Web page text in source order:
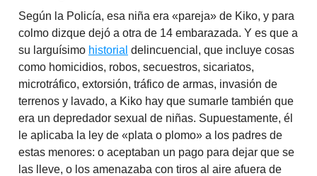
Según la Policía, esa niña era «pareja» de Kiko, y para
colmo dizque dejó a otra de 14 embarazada. Y es que a
su larguísimo historial delincuencial, que incluye cosas
como homicidios, robos, secuestros, sicariatos,
microtráfico, extorsión, tráfico de armas, invasión de
terrenos y lavado, a Kiko hay que sumarle también que
era un depredador sexual de niñas. Supuestamente, él
le aplicaba la ley de «plata o plomo» a los padres de
estas menores: o aceptaban un pago para dejar que se
las lleve, o los amenazaba con tiros al aire afuera de